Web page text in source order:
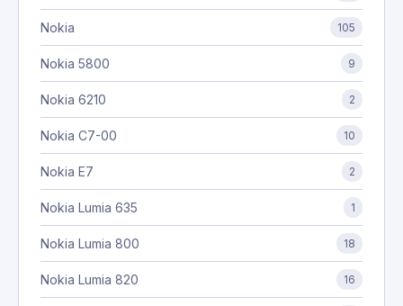
Nokia 105
Nokia 5800 9
Nokia 6210 2
Nokia C7-00 10
Nokia E7 2
Nokia Lumia 635 1
Nokia Lumia 800 18
Nokia Lumia 820 16